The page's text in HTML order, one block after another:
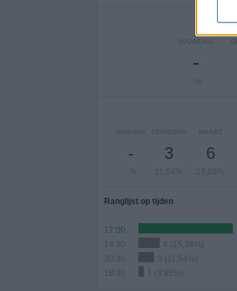
MAANDAG
-
- %
JANUARI
-
- %
FEBRUARI
3
11,54%
MAART
6
23,08%
Ranglijst op tijden
17:00
14:30
4 (15,38%)
20:30
3 (11,54%)
18:30
1 (3,85%)